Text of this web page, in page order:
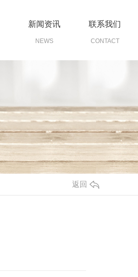
新闻资讯
NEWS
联系我们
CONTACT
返回